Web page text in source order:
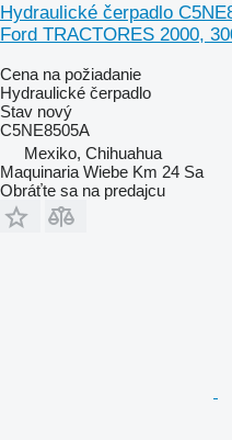
Hydraulické čerpadlo
Ford TRACTORES 2000,
Cena na požiadanie
Hydraulické čerpadlo
Stav nový
C5NE8505A
Mexiko, Chihuahua
Maquinaria Wiebe Km 24 Sa
Obráťte sa na predajcu